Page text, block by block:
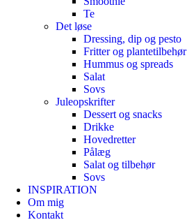
Te
Det løse
Dressing, dip og pesto
Fritter og plantetilbehør
Hummus og spreads
Salat
Sovs
Juleopskrifter
Dessert og snacks
Drikke
Hovedretter
Pålæg
Salat og tilbehør
Sovs
INSPIRATION
Om mig
Kontakt